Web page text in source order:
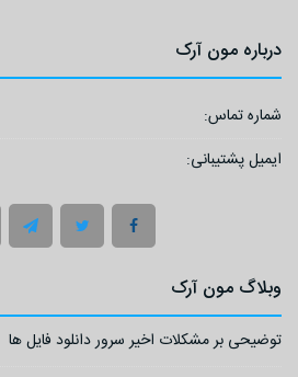
درباره مون آرک
شماره تماس:
ایمیل پشتیبانی:
وبلاگ مون آرک
توضیحی بر مشکلات اخیر سرور دانلود فایل ها